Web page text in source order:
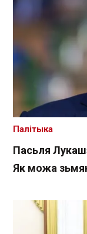
Пасьля
Як можа
Палітыка